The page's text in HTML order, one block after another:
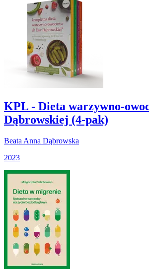
KPL - Dieta warzywno-
Dąbrowskiej (4-pak)
Beata Anna Dąbrowska
2023